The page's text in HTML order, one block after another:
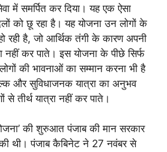
में समर्पित कर दिया। यह एक ऐसा
को छू रहा है। यह योजना उन लोगों के
रही है, जो आर्थिक तंगी के कारण अपनी
नहीं कर पाते। इस योजना के पीछे सिर्फ
की भावनाओं का सम्मान करना भी है
और सुविधाजनक यात्रा का अनुभव
से तीर्थ यात्रा नहीं कर पाते।
की शुरुआत पंजाब की मान सरकार
थी। पंजाब कैबिनेट ने 27 नवंबर से